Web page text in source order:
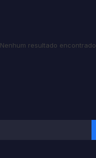
Nenhum resultado encontrado